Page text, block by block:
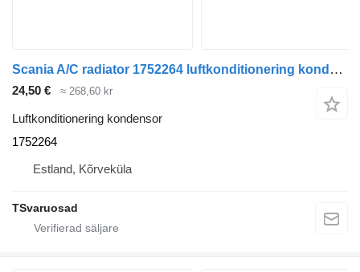
Scania A/C radiator 1752264 luftkonditionering kondensor till Scania dragbil
24,50 € ≈ 268,60 kr
Luftkonditionering kondensor
1752264
Estland, Kõrveküla
TSvaruosad